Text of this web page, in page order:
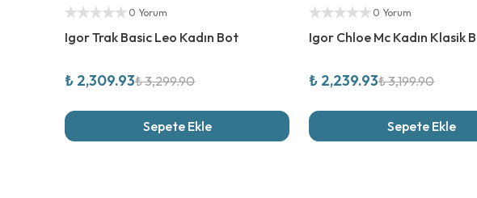
Yetkili Satıcı
0 Yorum
Igor Trak Basic Leo Kadın Bot
₺ 2,309.93₺ 3,299.90
Sepete Ekle
Yetkili Satıcı
0 Yorum
Igor Chloe Mc Kadın Klasik
₺ 2,239.93₺ 3,199.90
Sepete Ekle